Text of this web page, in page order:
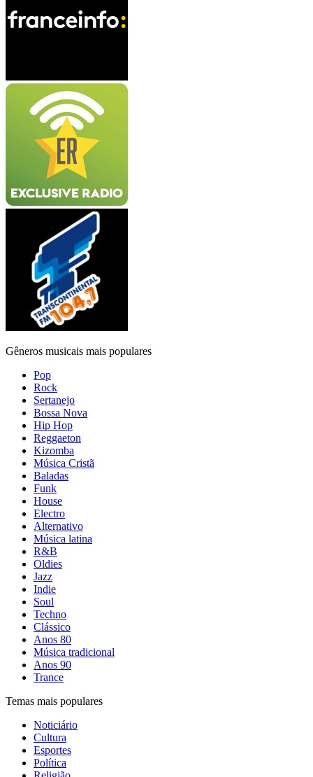
Gêneros musicais mais populares
Pop
Rock
Sertanejo
Bossa Nova
Hip Hop
Reggaeton
Kizomba
Música Cristã
Baladas
Funk
House
Electro
Alternativo
Música latina
R&B
Oldies
Jazz
Indie
Soul
Techno
Clássico
Anos 80
Música tradicional
Anos 90
Trance
Temas mais populares
Noticiário
Cultura
Esportes
Política